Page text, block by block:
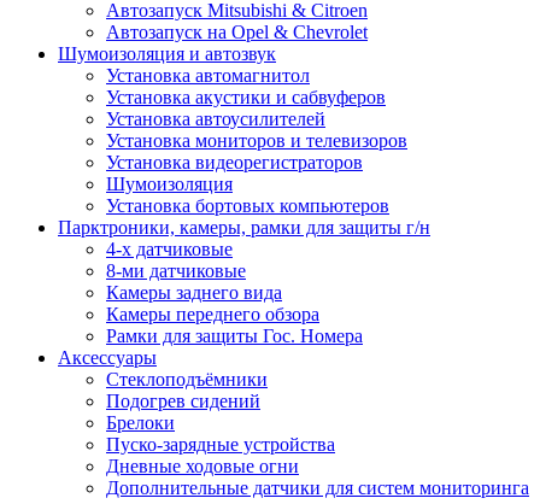
Автозапуск Mitsubishi & Citroen
Автозапуск на Opel & Chevrolet
Шумоизоляция и автозвук
Установка автомагнитол
Установка акустики и сабвуферов
Установка автоусилителей
Установка мониторов и телевизоров
Установка видеорегистраторов
Шумоизоляция
Установка бортовых компьютеров
Парктроники, камеры, рамки для защиты г/н
4-х датчиковые
8-ми датчиковые
Камеры заднего вида
Камеры переднего обзора
Рамки для защиты Гос. Номера
Аксессуары
Стеклоподъёмники
Подогрев сидений
Брелоки
Пуско-зарядные устройства
Дневные ходовые огни
Дополнительные датчики для систем мониторинга